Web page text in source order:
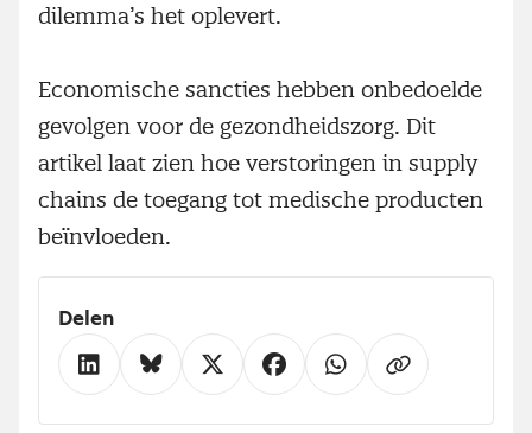
dilemma’s het oplevert.
Economische sancties hebben onbedoelde
gevolgen voor de gezondheidszorg. Dit
artikel laat zien hoe verstoringen in supply
chains de toegang tot medische producten
beïnvloeden.
Delen